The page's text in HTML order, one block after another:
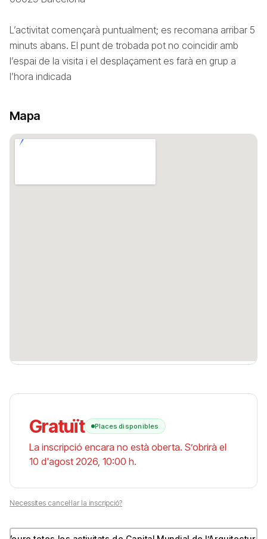
L’activitat començarà puntualment; es recomana arribar 5
minuts abans. El punt de trobada pot no coincidir amb
l’espai de la visita i el desplaçament es farà en grup a
l’hora indicada
Mapa
Gratuït Places disponibles
La inscripció encara no està oberta. S’obrirà el
10 d'agost 2026, 10:00 h.
Necessites cancel·lar la inscripció?